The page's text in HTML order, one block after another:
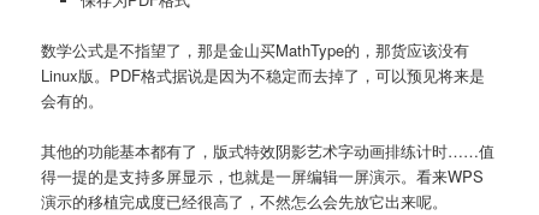
数学公式是不指望了，那是金山买MathType的，那货应该没有
Linux版。PDF格式据说是因为不稳定而去掉了，可以预见将来是
会有的。
其他的功能基本都有了，版式特效阴影艺术字动画排练计时……值
得一提的是支持多屏显示，也就是一屏编辑一屏演示。看来WPS
演示的移植完成度已经很高了，不然怎么会先放它出来呢。